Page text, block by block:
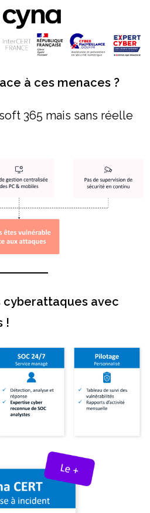
à ces menaces ?
365 mais sans réelle
cyberattaques avec
!